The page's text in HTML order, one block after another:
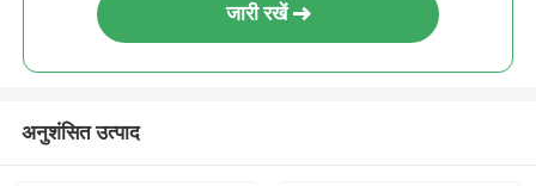
जारी रखें
अनुशंसित उत्पाद